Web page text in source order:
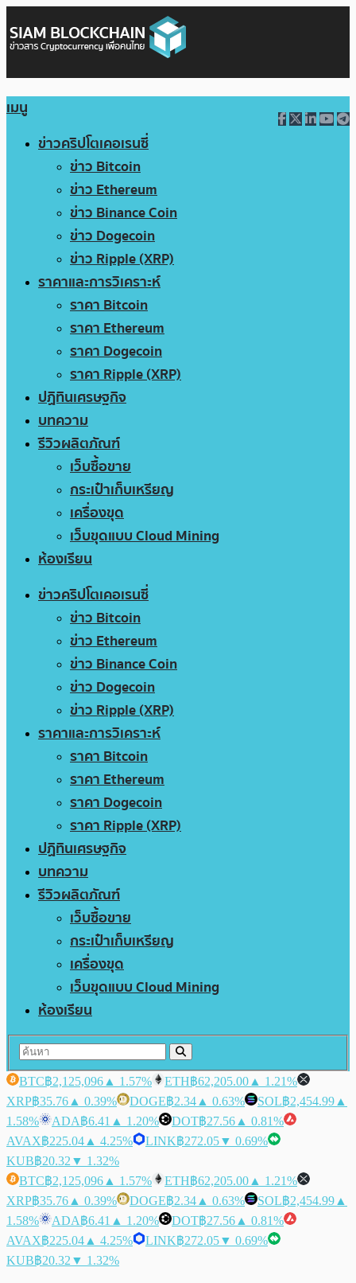
เมนู
ข่าวคริปโตเคอเรนซี่
ข่าว Bitcoin
ข่าว Ethereum
ข่าว Binance Coin
ข่าว Dogecoin
ข่าว Ripple (XRP)
ราคาและการวิเคราะห์
ราคา Bitcoin
ราคา Ethereum
ราคา Dogecoin
ราคา Ripple (XRP)
ปฏิทินเศรษฐกิจ
บทความ
รีวิวผลิตภัณฑ์
เว็บซื้อขาย
กระเป๋าเก็บเหรียญ
เครื่องขุด
เว็บขุดแบบ Cloud Mining
ห้องเรียน
ข่าวคริปโตเคอเรนซี่
ข่าว Bitcoin
ข่าว Ethereum
ข่าว Binance Coin
ข่าว Dogecoin
ข่าว Ripple (XRP)
ราคาและการวิเคราะห์
ราคา Bitcoin
ราคา Ethereum
ราคา Dogecoin
ราคา Ripple (XRP)
ปฏิทินเศรษฐกิจ
บทความ
รีวิวผลิตภัณฑ์
เว็บซื้อขาย
กระเป๋าเก็บเหรียญ
เครื่องขุด
เว็บขุดแบบ Cloud Mining
ห้องเรียน
BTC฿2,125,096 ▲ 1.57% ETH฿62,205.00 ▲ 1.21%
XRP฿35.76 ▲ 0.39% DOGE฿2.34 ▲ 0.63% SOL฿2,454.99 ▲
1.58%
ADA฿6.41 ▲ 1.20% DOT฿27.56 ▲ 0.81%
AVAX฿225.04 ▲ 4.25% LINK฿272.05▼ 0.69%
KUB฿20.32 ▼ 1.32%
BTC฿2,125,096 ▲ 1.57% ETH฿62,205.00 ▲ 1.21%
XRP฿35.76 ▲ 0.39% DOGE฿2.34 ▲ 0.63% SOL฿2,454.99 ▲
1.58%
ADA฿6.41 ▲ 1.20% DOT฿27.56 ▲ 0.81%
AVAX฿225.04 ▲ 4.25% LINK฿272.05▼ 0.69%
KUB฿20.32 ▼ 1.32%